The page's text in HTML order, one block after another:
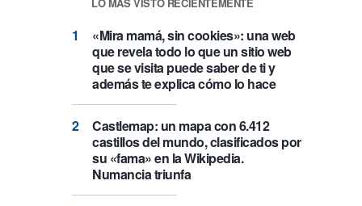
«Mira mamá, sin cookies»: una web
que revela todo lo que un sitio web
que se visita puede saber de ti y
además te explica cómo lo hace
Castlemap: un mapa con 6.412
castillos del mundo, clasificados por
su «fama» en la Wikipedia.
Numancia triunfa